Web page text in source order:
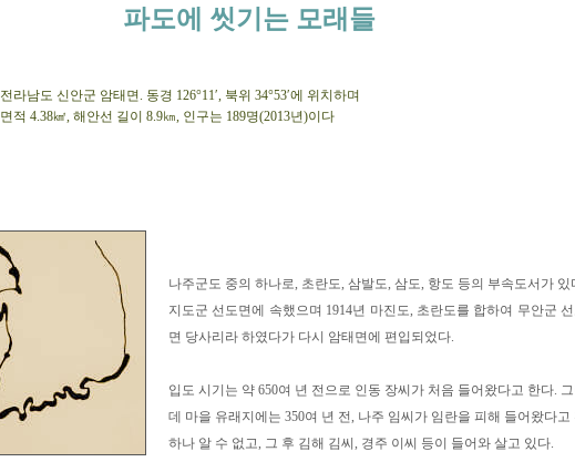
파도에 씻기는 모래들
전라남도 신안군 암태면. 동경 126°11′, 북위 34°53′에 위치하며
면적 4.38㎢, 해안선 길이 8.9㎞, 인구는 189명(2013년)이다
나주군도 중의 하나로, 초란도, 삼발도, 삼도, 항도 등의 부속도서가 있
지도군 선도면에 속했으며 1914년 마진도, 초란도를 합하여 무안군
면 당사리라 하였다가 다시 암태면에 편입되었다.
입도 시기는 약 650여 년 전으로 인동 장씨가 처음 들어왔다고 한다. 그
데 마을 유래지에는 350여 년 전, 나주 임씨가 임란을 피해 들어왔다고
하나 알 수 없고, 그 후 김해 김씨, 경주 이씨 등이 들어와 살고 있다.